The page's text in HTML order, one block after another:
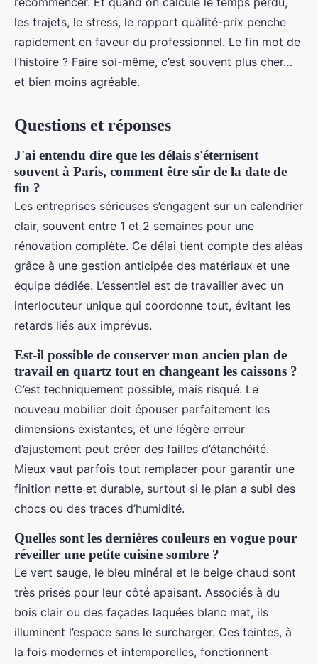
les trajets, le stress, le rapport qualité-prix penche
rapidement en faveur du professionnel. Le fin mot de
l’histoire ? Faire soi-même, c’est souvent plus cher…
et bien moins agréable.
Questions et réponses
J'ai entendu dire que les délais s'éternisent
souvent à Paris, comment être sûr de la date de
fin ?
Les entreprises sérieuses s’engagent sur un calendrier
clair, souvent entre 1 et 2 semaines pour une
rénovation complète. Ce délai tient compte des aléas
grâce à une gestion anticipée des matériaux et une
équipe dédiée. L’essentiel est de travailler avec un
interlocuteur unique qui coordonne tout, évitant les
retards liés aux imprévus.
Est-il possible de conserver mon ancien plan de
travail en quartz tout en changeant les caissons ?
C’est techniquement possible, mais risqué. Le
nouveau mobilier doit épouser parfaitement les
dimensions existantes, et une légère erreur
d’ajustement peut créer des failles d’étanchéité.
Mieux vaut parfois tout remplacer pour garantir une
finition nette et durable, surtout si le plan a subi des
chocs ou des traces d’humidité.
Quelles sont les dernières couleurs en vogue pour
réveiller une petite cuisine sombre ?
Le vert sauge, le bleu minéral et le beige chaud sont
très prisés pour leur côté apaisant. Associés à du
bois clair ou des façades laquées blanc mat, ils
illuminent l’espace sans le surcharger. Ces teintes, à
la fois modernes et intemporelles, fonctionnent